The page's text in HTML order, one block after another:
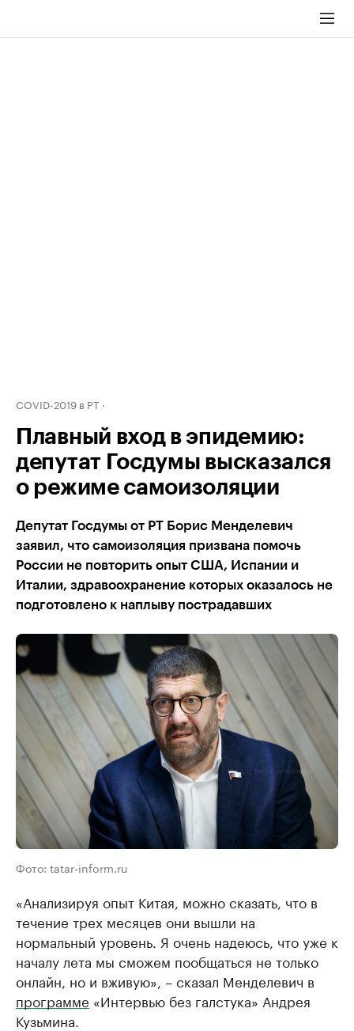
COVID-2019 в РТ
Плавный вход в эпидемию:
депутат Госдумы высказался
о режиме самоизоляции
Депутат Госдумы от РТ Борис Менделевич
заявил, что самоизоляция призвана помочь
России не повторить опыт США, Испании и
Италии, здравоохранение которых оказалось не
подготовлено к наплыву пострадавших
Фото: tatar-inform.ru
«Анализируя опыт Китая, можно сказать, что в
течение трех месяцев они вышли на
нормальный уровень. Я очень надеюсь, что уже к
началу лета мы сможем пообщаться не только
онлайн, но и вживую», – сказал Менделевич в
программе «Интервью без галстука» Андрея
Кузьмина.